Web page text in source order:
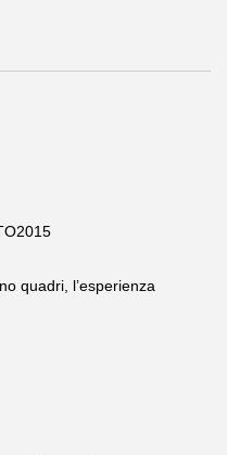
quadri, l’esperienza